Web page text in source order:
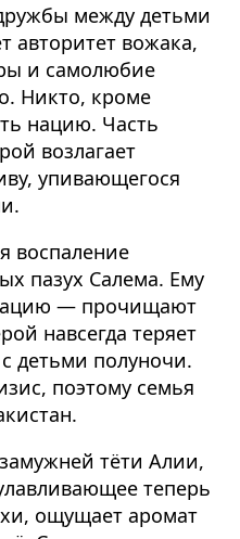
между детьми
авторитет вожака,
и самолюбие
Никто, кроме
нацию. Часть
возлагает
упивающегося
воспаление
пазух Салема. Ему
— прочищают
навсегда теряет
детьми полуночи.
поэтому семья
тёти Алии,
теперь
ощущает аромат